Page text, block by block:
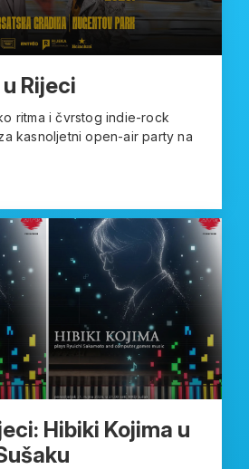
Rijeci
ritma i čvrstog indie-rock
kasnoljetni open-air party na
Hibiki Kojima u